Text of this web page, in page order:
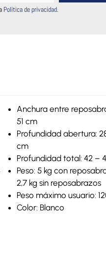
Política de privacidad.
Anchura entre
51 cm
Profundidad abertura:
cm
Profundidad total: 42 –
Peso: 5 kg con
2,7 kg sin reposabrazos
Peso máximo usuario:
Color: Blanco